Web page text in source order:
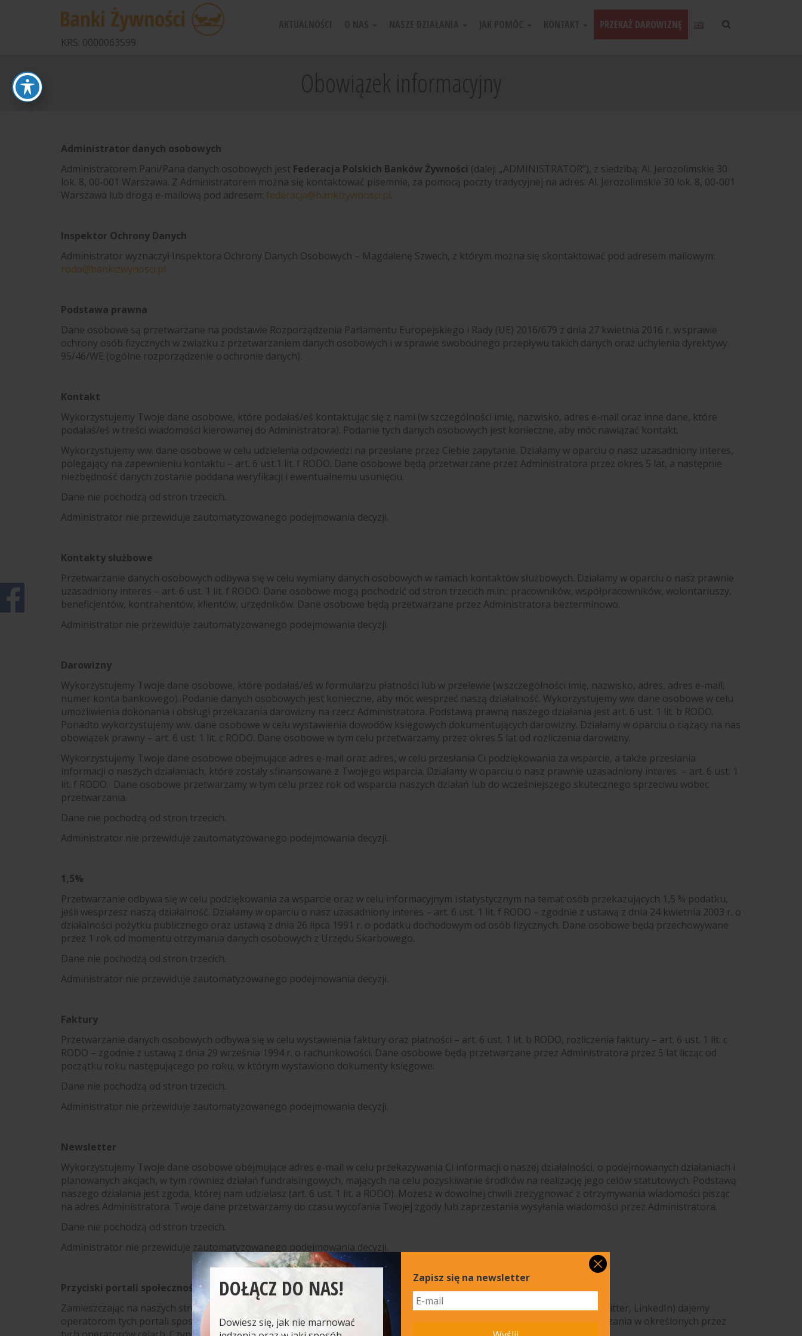
KRS: 0000063599
PRZEKAŻ DAROWIZNĘ
Obowiązek informacyjny
Administrator danych osobowych
Administratorem Pani/Pana danych osobowych jest Federacja Polskich Banków Żywności (dalej: „ADMINISTRATOR”), z siedzibą: Al. Jerozolimskie 30
lok. 8, 00-001 Warszawa. Z Administratorem można się kontaktować pisemnie, za pomocą poczty tradycyjnej na adres: Al. Jerozolimskie 30 lok. 8, 00-001
Warszawa lub drogą e-mailową pod adresem: federacja@bankizywnosci.pl.
Inspektor Ochrony Danych
Administrator wyznaczył Inspektora Ochrony Danych Osobowych – Magdalenę Szwech, z którym można się skontaktować pod adresem mailowym:
rodo@bankizwynosci.pl
Podstawa prawna
Dane osobowe są przetwarzane na podstawie Rozporządzenia Parlamentu Europejskiego i Rady (UE) 2016/679 z dnia 27 kwietnia 2016 r. w sprawie
ochrony osób fizycznych w związku z przetwarzaniem danych osobowych i w sprawie swobodnego przepływu takich danych oraz uchylenia dyrektywy
95/46/WE (ogólne rozporządzenie o ochronie danych).
Kontakt
Wykorzystujemy Twoje dane osobowe, które podałaś/eś kontaktując się z nami (w szczególności imię, nazwisko, adres e-mail oraz inne dane, które
podałaś/eś w treści wiadomości kierowanej do Administratora). Podanie tych danych osobowych jest konieczne, aby móc nawiązać kontakt.
Wykorzystujemy ww. dane osobowe w celu udzielenia odpowiedzi na przesłane przez Ciebie zapytanie. Działamy w oparciu o nasz uzasadniony interes,
polegający na zapewnieniu kontaktu – art. 6 ust.1 lit. f RODO. Dane osobowe będą przetwarzane przez Administratora przez okres 5 lat, a następnie
niezbędność danych zostanie poddana weryfikacji i ewentualnemu usunięciu.
Dane nie pochodzą od stron trzecich.
Administrator nie przewiduje zautomatyzowanego podejmowania decyzji.
Kontakty służbowe
Przetwarzanie danych osobowych odbywa się w celu wymiany danych osobowych w ramach kontaktów służbowych. Działamy w oparciu o nasz prawnie
uzasadniony interes – art. 6 ust. 1 lit. f RODO. Dane osobowe mogą pochodzić od stron trzecich m.in.: pracowników, współpracowników, wolontariuszy,
beneficjentów, kontrahentów, klientów, urzędników. Dane osobowe będą przetwarzane przez Administratora bezterminowo.
Administrator nie przewiduje zautomatyzowanego podejmowania decyzji.
Darowizny
Wykorzystujemy Twoje dane osobowe, które podałaś/eś w formularzu płatności lub w przelewie (w szczególności imię, nazwisko, adres, adres e-mail,
numer konta bankowego). Podanie danych osobowych jest konieczne, aby móc wesprzeć naszą działalność. Wykorzystujemy ww. dane osobowe w celu
umożliwienia dokonania i obsługi przekazania darowizny na rzecz Administratora. Podstawą prawną naszego działania jest art. 6 ust. 1 lit. b RODO.
Ponadto wykorzystujemy ww. dane osobowe w celu wystawienia dowodów księgowych dokumentujących darowizny. Działamy w oparciu o ciążący na nas
obowiązek prawny – art. 6 ust. 1 lit. c RODO. Dane osobowe w tym celu przetwarzamy przez okres 5 lat od rozliczenia darowizny.
Wykorzystujemy Twoje dane osobowe obejmujące adres e-mail oraz adres, w celu przesłania Ci podziękowania za wsparcie, a także przesłania
informacji o naszych działaniach, które zostały sfinansowane z Twojego wsparcia. Działamy w oparciu o nasz prawnie uzasadniony interes – art. 6 ust. 1
lit. f RODO. Dane osobowe przetwarzamy w tym celu przez rok od wsparcia naszych działań lub do wcześniejszego skutecznego sprzeciwu wobec
przetwarzania.
Dane nie pochodzą od stron trzecich.
Administrator nie przewiduje zautomatyzowanego podejmowania decyzji.
1,5%
Przetwarzanie odbywa się w celu podziękowania za wsparcie oraz w celu informacyjnym i statystycznym na temat osób przekazujących 1,5 % podatku,
jeśli wesprzesz naszą działalność. Działamy w oparciu o nasz uzasadniony interes – art. 6 ust. 1 lit. f RODO – zgodnie z ustawą z dnia 24 kwietnia 2003 r. o
działalności pożytku publicznego oraz ustawą z dnia 26 lipca 1991 r. o podatku dochodowym od osób fizycznych. Dane osobowe będą przechowywane
przez 1 rok od momentu otrzymania danych osobowych z Urzędu Skarbowego.
Dane nie pochodzą od stron trzecich.
Administrator nie przewiduje zautomatyzowanego podejmowania decyzji.
Faktury
Przetwarzanie danych osobowych odbywa się w celu wystawienia faktury oraz płatności – art. 6 ust. 1 lit. b RODO, rozliczenia faktury – art. 6 ust. 1 lit. c
RODO – zgodnie z ustawą z dnia 29 września 1994 r. o rachunkowości. Dane osobowe będą przetwarzane przez Administratora przez 5 lat licząc od
początku roku następującego po roku, w którym wystawiono dokumenty księgowe.
Dane nie pochodzą od stron trzecich.
Administrator nie przewiduje zautomatyzowanego podejmowania decyzji.
Newsletter
Wykorzystujemy Twoje dane osobowe obejmujące adres e-mail w celu przekazywania Ci informacji o naszej działalności, o podejmowanych działaniach i
planowanych akcjach, w tym również działań fundraisingowych, mających na celu pozyskiwanie środków na realizację jego celów statutowych. Podstawą
naszego działania jest zgoda, której nam udzielasz (art. 6 ust. 1 lit. a RODO). Możesz w dowolnej chwili zrezygnować z otrzymywania wiadomości pisząc
na adres Administratora. Twoje dane przetwarzamy do czasu wycofania Twojej zgody lub zaprzestania wysyłania wiadomości przez Administratora.
Dane nie pochodzą od stron trzecich.
Administrator nie przewiduje zautomatyzowanego podejmowania decyzji.
Przyciski portali społecznościowych
Zamieszczając na naszych stronach internetowych przyciski portali społecznościowych (Facebook, Instagram, YouTube, Twitter, LinkedIn) dajemy
operatorom tych portali sposobność do zbierania danych osobowych użytkowników naszych stron i ich dalszego przetwarzania w określonych przez
DOŁĄCZ DO NAS!
Dowiesz się, jak nie marnować
Zapisz się na newsletter